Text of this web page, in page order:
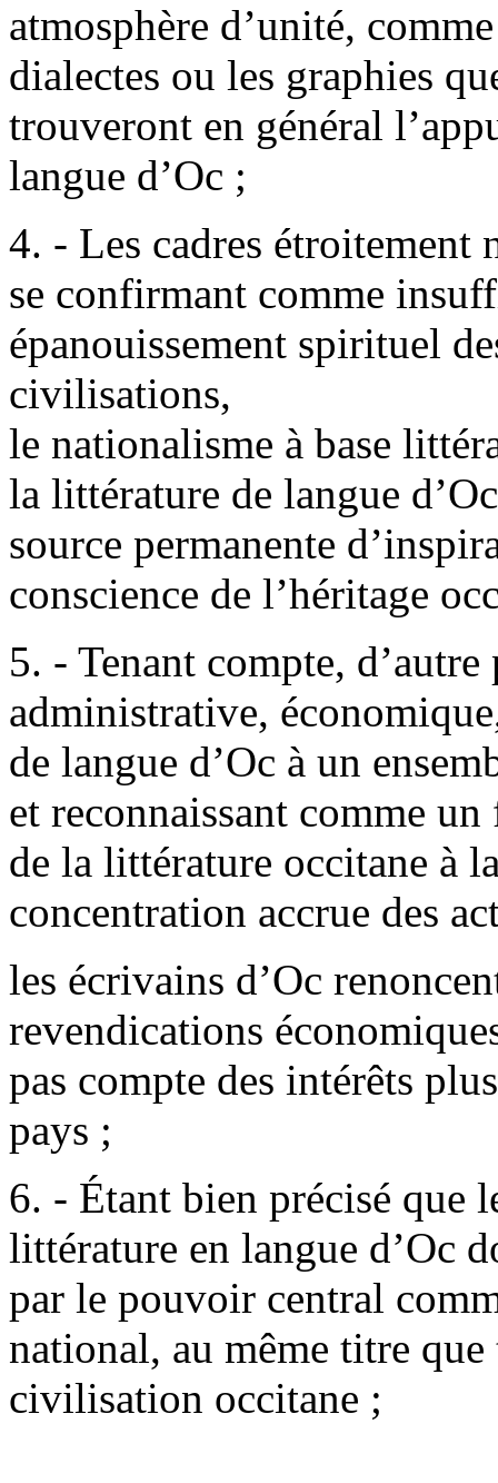
atmosphère d’unité,
dialectes ou les graphies
trouveront en général
langue d’Oc ;
4. - Les cadres étroitement
se confirmant comme
épanouissement spirituel
civilisations,
le nationalisme à base
la littérature de langue
source permanente
conscience de l’héritage
5. - Tenant compte,
administrative,
de langue d’Oc à un
et reconnaissant comme
de la littérature occitane à
concentration accrue des
les écrivains d’Oc
revendications
pas compte des intérêts
pays ;
6. - Étant bien précisé que
littérature en langue d’Oc
par le pouvoir central
national, au même titre
civilisation occitane ;